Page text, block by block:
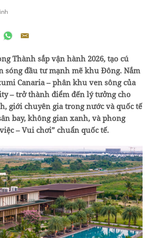
Thành sắp vận hành 2026, tạo cú
sóng đầu tư mạnh mẽ khu Đông. Nắm
Canaria – phân khu ven sông của
– trở thành điểm đến lý tưởng cho
giới chuyên gia trong nước và quốc tế
bay, không gian xanh, và phong
– Vui chơi” chuẩn quốc tế.